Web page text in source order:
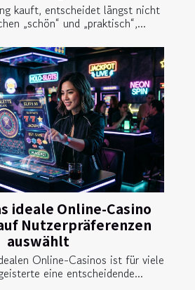
kauft, entscheidet längst nicht
„schön“ und „praktisch“,...
ideale Online-Casino
Nutzerpräferenzen
auswählt
Online-Casinos ist für viele
eine entscheidende...